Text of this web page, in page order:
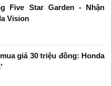
Five Star Garden - Nhận
Vision
giá 30 triệu đồng: Honda